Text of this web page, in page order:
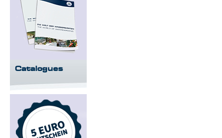
Catalogues